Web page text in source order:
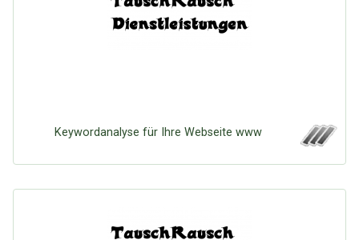
Keywordanalyse für Ihre Webseite www